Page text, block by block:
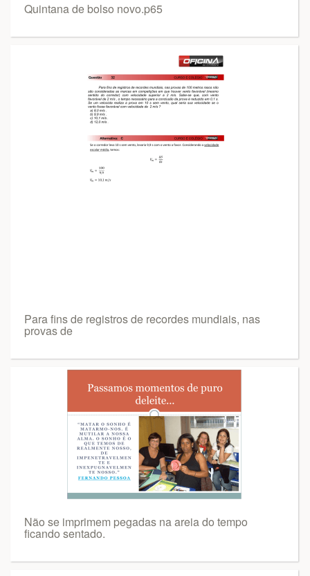
Quintana de bolso novo.p65
Para fins de registros de recordes mundiais, nas
provas de
Não se imprimem pegadas na areia do tempo
ficando sentado.